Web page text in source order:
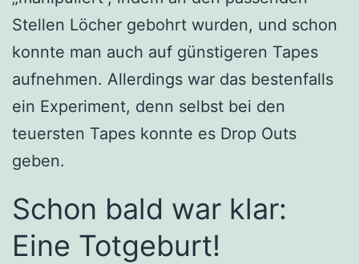
Stellen Löcher gebohrt wurden, und schon
konnte man auch auf günstigeren Tapes
aufnehmen. Allerdings war das bestenfalls
ein Experiment, denn selbst bei den
teuersten Tapes konnte es Drop Outs
geben.
Schon bald war klar:
Eine Totgeburt!